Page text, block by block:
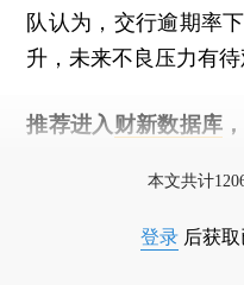
队认为，交行逾期率
升，未来不良压力有待
推荐进入 财新数据库
本文共计
登录 后获